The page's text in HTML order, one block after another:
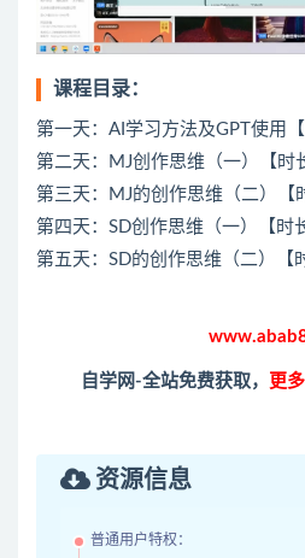
课程目录：
第一天：AI学习方法及GPT使用
第二天：MJ创作思维（一）【时
第三天：MJ的创作思维（二）【
第四天：SD创作思维（一）【时
第五天：SD的创作思维（二）【
自学网-全站免费获取， 更
资源信息
普通用户特权：